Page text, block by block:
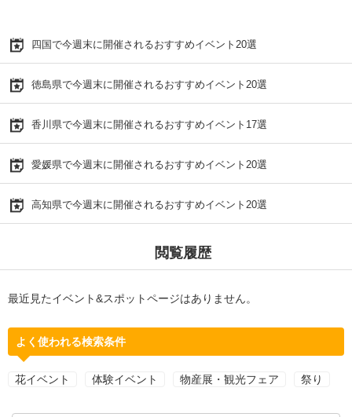
四国で今週末に開催されるおすすめイベント20選
徳島県で今週末に開催されるおすすめイベント20選
香川県で今週末に開催されるおすすめイベント17選
愛媛県で今週末に開催されるおすすめイベント20選
高知県で今週末に開催されるおすすめイベント20選
閲覧履歴
最近見たイベント&スポットページはありません。
よく使われる検索条件
花イベント 体験イベント 物産展・観光フェア 祭り